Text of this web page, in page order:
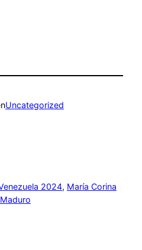
Uncategorized
2024, María Corina